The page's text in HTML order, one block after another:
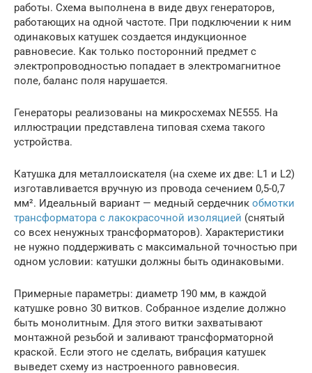
работы. Схема выполнена в виде двух генераторов,
работающих на одной частоте. При подключении к ним
одинаковых катушек создается индукционное
равновесие. Как только посторонний предмет с
электропроводностью попадает в электромагнитное
поле, баланс поля нарушается.
Генераторы реализованы на микросхемах NE555. На
иллюстрации представлена ​​типовая схема такого
устройства.
Катушка для металлоискателя (на схеме их две: L1 и L2)
изготавливается вручную из провода сечением 0,5-0,7
мм². Идеальный вариант — медный сердечник обмотки
трансформатора с лакокрасочной изоляцией (снятый
со всех ненужных трансформаторов). Характеристики
не нужно поддерживать с максимальной точностью при
одном условии: катушки должны быть одинаковыми.
Примерные параметры: диаметр 190 мм, в каждой
катушке ровно 30 витков. Собранное изделие должно
быть монолитным. Для этого витки захватывают
монтажной резьбой и заливают трансформаторной
краской. Если этого не сделать, вибрация катушек
выведет схему из настроенного равновесия.